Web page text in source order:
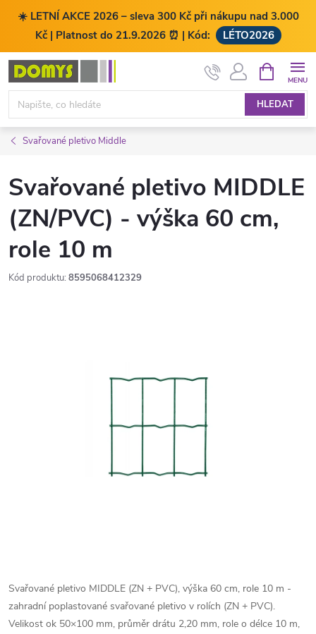
☀️ LETNÍ AKCE 2026 – sleva 300 Kč při nákupu nad 3.000
Kč | Platnost do 21.9.2026 ⏰ | Kód:
LÉTO2026
Přejít
obsah
HLEDAT
NÁKUPNÍ
KOŠÍK
Svařované pletivo Middle
Svařované pletivo MIDDLE
(ZN/PVC) - výška 60 cm,
role 10 m
Kód produktu: 8595068412329
Svařované pletivo MIDDLE (ZN + PVC), výška 60 cm, role 10 m -
zahradní poplastované svařované pletivo v rolích (ZN + PVC).
Velikost ok 50×100 mm, průměr drátu 2,20 mm, role o délce 10 m,